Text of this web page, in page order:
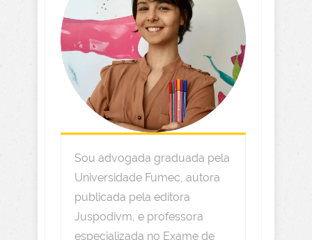
Sou advogada graduada pela
Universidade Fumec, autora
publicada pela editora
Juspodivm, e professora
especializada no Exame de